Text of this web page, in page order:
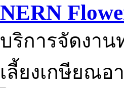
NERN
บริการจัดงาน
เลี้ยงเกษียณอ